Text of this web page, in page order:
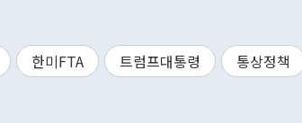
한미FTA 트럼프대통령 통상정책